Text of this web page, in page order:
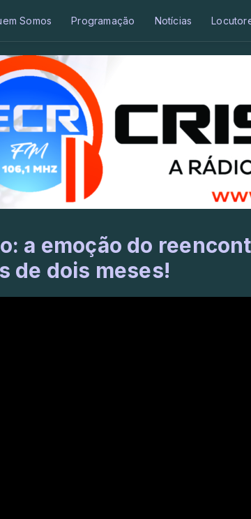
Somos Programação Notícias
a emoção do
de dois meses!